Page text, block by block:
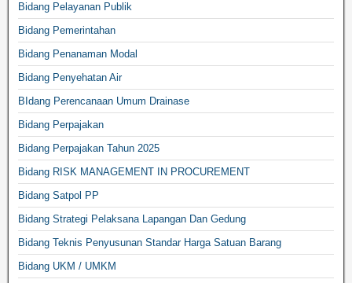
Bidang Pelayanan Publik
Bidang Pemerintahan
Bidang Penanaman Modal
Bidang Penyehatan Air
BIdang Perencanaan Umum Drainase
Bidang Perpajakan
Bidang Perpajakan Tahun 2025
Bidang RISK MANAGEMENT IN PROCUREMENT
Bidang Satpol PP
Bidang Strategi Pelaksana Lapangan Dan Gedung
Bidang Teknis Penyusunan Standar Harga Satuan Barang
Bidang UKM / UMKM